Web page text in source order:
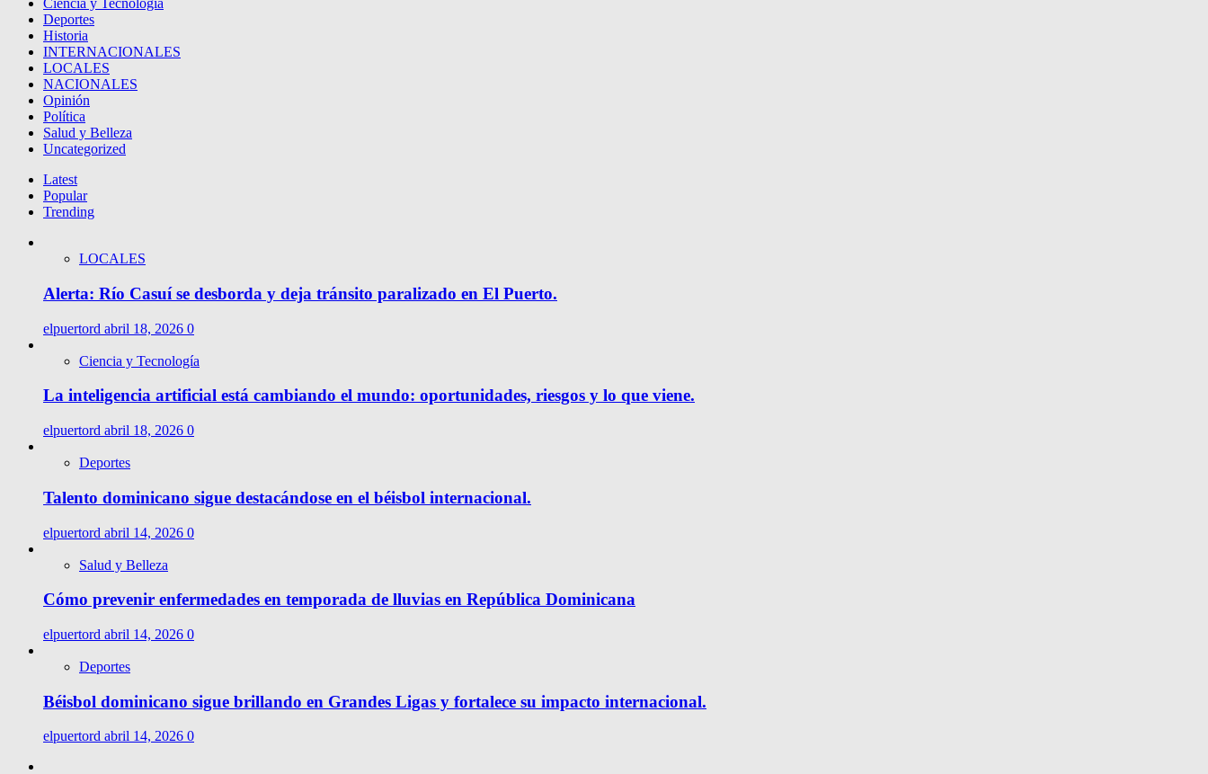
Ciencia y Tecnología
Deportes
Historia
INTERNACIONALES
LOCALES
NACIONALES
Opinión
Política
Salud y Belleza
Uncategorized
Latest
Popular
Trending
LOCALES
Alerta: Río Casuí se desborda y deja tránsito paralizado en El Puerto.
elpuertord abril 18, 2026 0
Ciencia y Tecnología
La inteligencia artificial está cambiando el mundo: oportunidades, riesgos y lo que viene.
elpuertord abril 18, 2026 0
Deportes
Talento dominicano sigue destacándose en el béisbol internacional.
elpuertord abril 14, 2026 0
Salud y Belleza
Cómo prevenir enfermedades en temporada de lluvias en República Dominicana
elpuertord abril 14, 2026 0
Deportes
Béisbol dominicano sigue brillando en Grandes Ligas y fortalece su impacto internacional.
elpuertord abril 14, 2026 0